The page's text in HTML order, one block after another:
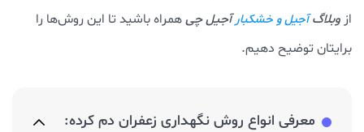
از وبلاگآجیل و خشکبارآجیل چیهمراه باشید تا این روش‌ها را
برایتان توضیح دهیم.
معرفی انواع روش نگهداری زعفران دم کرده: